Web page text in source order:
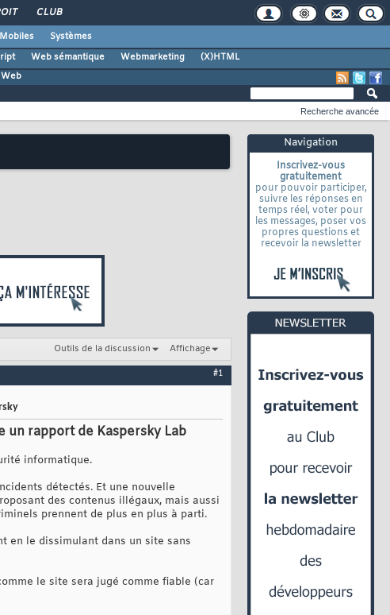
CLUB
Mobiles
Systèmes
Web sémantique Webmarketing
(X)HTML
Navigation
Inscrivez-vous
gratuitement
pour pouvoir participer,
suivre les réponses en
temps réel, voter pour
les messages, poser vos
propres questions et
recevoir la newsletter
Recherche avancée
Outils de la discussion Affichage
#1
un rapport de Kaspersky Lab
informatique.
détectés. Et une nouvelle
des contenus illégaux, mais aussi
prennent de plus en plus à parti.
en le dissimulant dans un site sans
le site sera jugé comme fiable (car